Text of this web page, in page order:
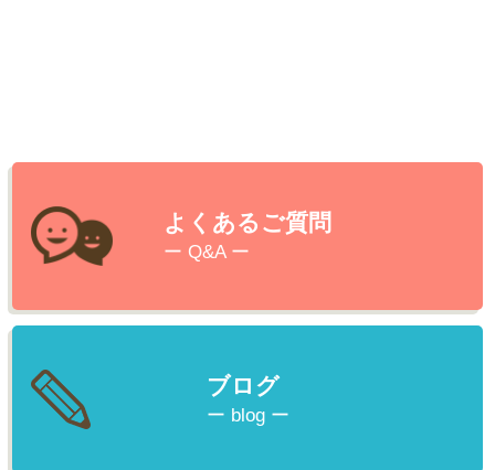
よくあるご質問
ー Q&A ー
ブログ
ー blog ー